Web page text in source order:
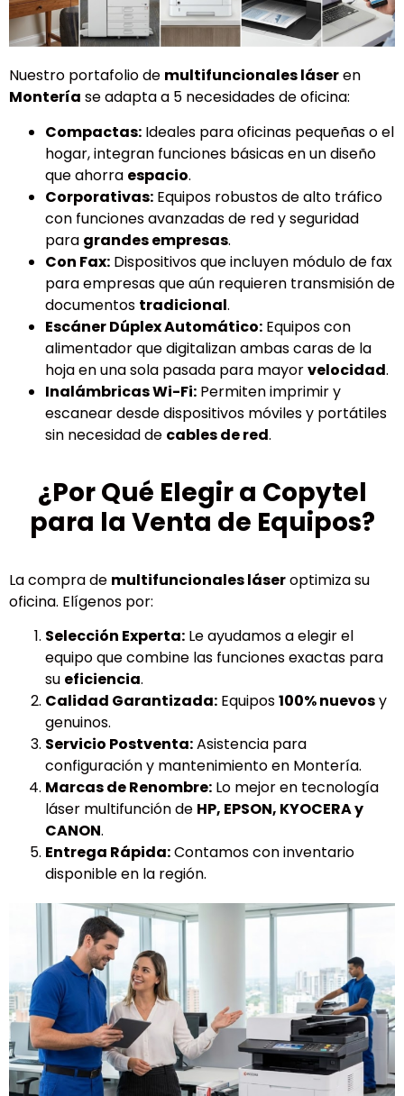
Nuestro portafolio de multifuncionales láseren
Montería se adapta a 5 necesidades de oficina:
Compactas: Ideales para oficinas pequeñas o el
hogar, integran funciones básicas en un diseño
que ahorra espacio.
Corporativas: Equipos robustos de alto tráfico
con funciones avanzadas de red y seguridad
para grandes empresas.
Con Fax: Dispositivos que incluyen módulo de fax
para empresas que aún requieren transmisión de
documentos tradicional.
Escáner Dúplex Automático: Equipos con
alimentador que digitalizan ambas caras de la
hoja en una sola pasada para mayorvelocidad.
Inalámbricas Wi-Fi: Permiten imprimir y
escanear desde dispositivos móviles y portátiles
sin necesidad de cables de red.
¿Por Qué Elegir a Copytel
para la Venta de Equipos?
La compra de multifuncionales láseroptimiza su
oficina. Elígenos por:
Selección Experta: Le ayudamos a elegir el
equipo que combine las funciones exactas para
su eficiencia.
Calidad Garantizada: Equipos100% nuevosy
genuinos.
Servicio Postventa:Asistencia para
configuración y mantenimiento en Montería.
Marcas de Renombre: Lo mejor en tecnología
láser multifunción de HP, EPSON, KYOCERA y
CANON.
Entrega Rápida:Contamos con inventario
disponible en la región.